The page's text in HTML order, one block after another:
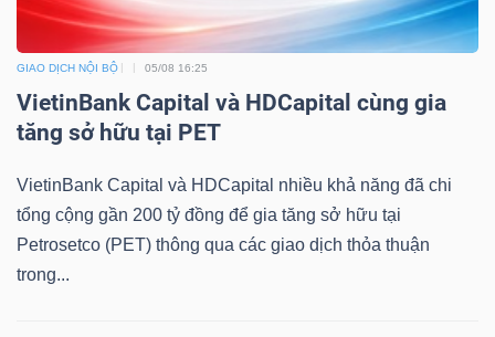
GIAO DỊCH NỘI BỘ 05/08 16:25
VietinBank Capital và HDCapital cùng gia
tăng sở hữu tại PET
VietinBank Capital và HDCapital nhiều khả năng đã chi
tổng cộng gần 200 tỷ đồng để gia tăng sở hữu tại
Petrosetco (PET) thông qua các giao dịch thỏa thuận
trong...
Công
cụ
đầu